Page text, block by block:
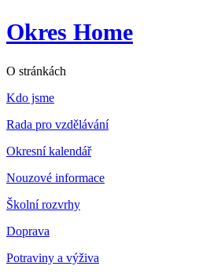
Okres Home
O stránkách
Kdo jsme
Rada pro vzdělávání
Okresní kalendář
Nouzové informace
Školní rozvrhy
Doprava
Potraviny a výživa